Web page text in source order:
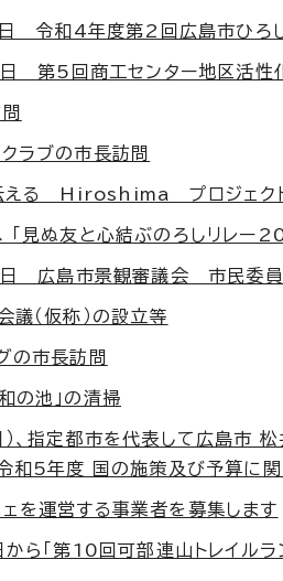
和4年度第2回広島市ひろし
5回商工センター地区活性
ラブの市長訪問
伝える Hiroshima プロジェクト
「見ぬ友と心結ぶのろしリレ
広島市景観審議会 市民委員
議（仮称）の設立等
の市長訪問
の池」の清掃
、指定都市を代表して広島市
和5年度 国の施策及び予算に関
を運営する事業者を募集します
ら「第10回可部連山トレイルラ